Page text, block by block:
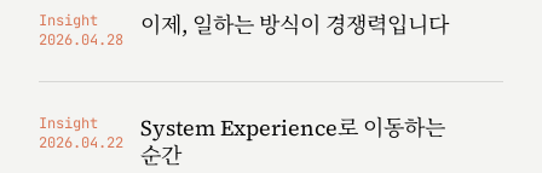
Insight
2026.04.28
이제, 일하는 방식이 경쟁력입니다
Insight
2026.04.22
System Experience로 이동하는
순간